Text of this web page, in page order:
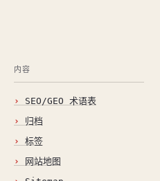
内容
SEO/GEO 术语表
归档
标签
网站地图